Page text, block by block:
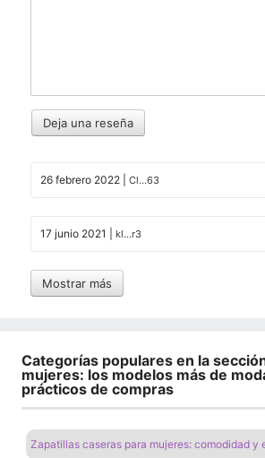
Deja una reseña
26 febrero 2022 Cl...63
17 junio 2021 kl...r3
Mostrar más
Categorías populares en la
mujeres: los modelos más de
prácticos de compras
Zapatillas caseras para mujeres: comodidad y